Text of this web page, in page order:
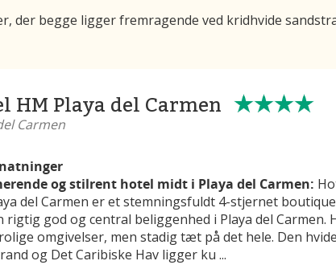
der begge ligger fremragende ved kridhvide
HM Playa del Carmen
Carmen
og stilrent hotel midt i Playa del Carmen:
del Carmen er et stemningsfuldt 4-stjernet
rigtig god og central beliggenhed i Playa del Carmen.
omgivelser, men stadig tæt på det hele. Den hvide
og Det Caribiske Hav ligger ku ...